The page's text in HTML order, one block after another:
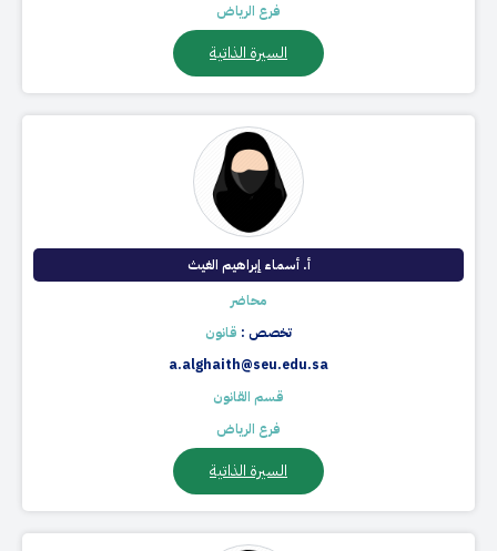
فرع الرياض
السيرة الذاتية
أ. أسماء إبراهيم الغيث
محاضر
تخصص : قانون
a.alghaith@seu.edu.sa
قسم القانون
فرع الرياض
السيرة الذاتية